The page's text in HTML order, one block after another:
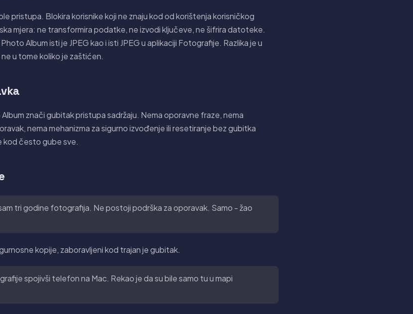
pristupa. Blokira korisnike koji ne znaju kod od korištenja korisničkog
mjera: ne transformira podatke, ne izvodi ključeve, ne šifrira datoteke.
Album isti je JPEG kao i isti JPEG u aplikaciji Fotografije. Razlika je u
u tome koliko je zaštićen.
znači gubitak pristupa sadržaju. Nema oporavne fraze, nema
nema mehanizma za sigurno izvođenje ili resetiranje bez gubitka
kod često gube sve.
tri godine fotografija. Ne postoji podrška za oporavak. Samo - žao
kopije, zaboravljeni kod trajan je gubitak.
spojivši telefon na Mac. Rekao je da su bile samo tu u mapi